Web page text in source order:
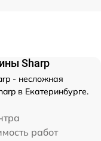
Sharp
- несложная
в Екатеринбурге.
работ